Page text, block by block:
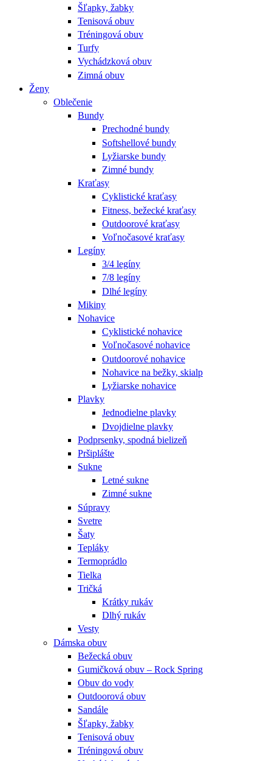
Šľapky, žabky
Tenisová obuv
Tréningová obuv
Turfy
Vychádzková obuv
Zimná obuv
Ženy
Oblečenie
Bundy
Prechodné bundy
Softshellové bundy
Lyžiarske bundy
Zimné bundy
Kraťasy
Cyklistické kraťasy
Fitness, bežecké kraťasy
Outdoorové kraťasy
Voľnočasové kraťasy
Legíny
3/4 legíny
7/8 legíny
Dlhé legíny
Mikiny
Nohavice
Cyklistické nohavice
Voľnočasové nohavice
Outdoorové nohavice
Nohavice na bežky, skialp
Lyžiarske nohavice
Plavky
Jednodielne plavky
Dvojdielne plavky
Podprsenky, spodná bielizeň
Pršiplášte
Sukne
Letné sukne
Zimné sukne
Súpravy
Svetre
Šaty
Tepláky
Termoprádlo
Tielka
Tričká
Krátky rukáv
Dlhý rukáv
Vesty
Dámska obuv
Bežecká obuv
Gumičková obuv – Rock Spring
Obuv do vody
Outdoorová obuv
Sandále
Šľapky, žabky
Tenisová obuv
Tréningová obuv